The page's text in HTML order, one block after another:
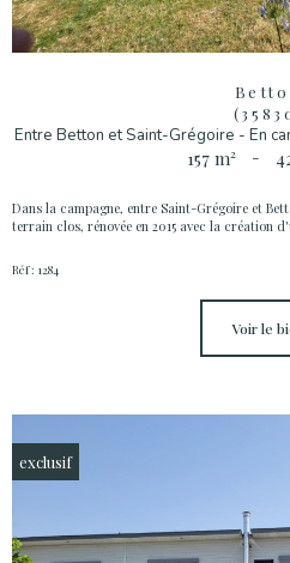
Entre Betton et Saint-Grégoire - En
157 m² -
Dans la campagne, entre Saint-Grégoire et
terrain clos, rénovée en 2015 avec la création
Réf : 1284
voir le
exclusif